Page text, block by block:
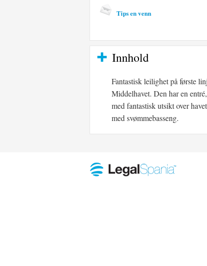
Tips en venn
Innhold
Fantastisk leilighet på første
Middelhavet. Den har en
med fantastisk utsikt over
med svømmebasseng.